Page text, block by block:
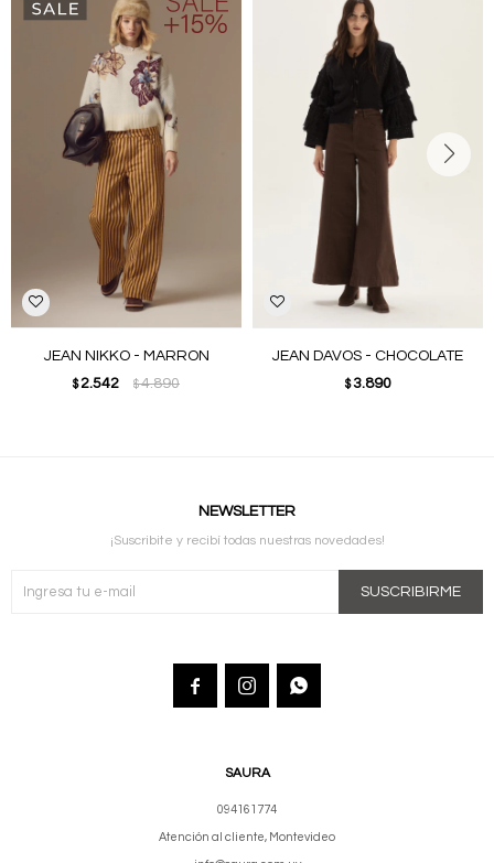
JEAN NIKKO - MARRON
$2.542 $4.890
JEAN DAVOS - CHOCOLATE
$ 3.890
SAURA
094161774
Atención al cliente, Montevideo
NEWSLETTER
¡Suscribite y recibí todas nuestras novedades!
SUSCRIBIRME
  